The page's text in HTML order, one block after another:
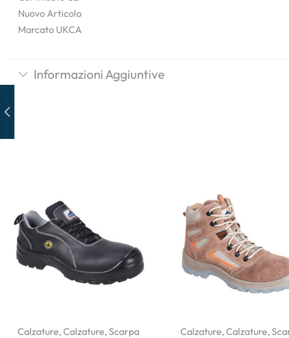
Nuovo Articolo
Marcato UKCA
Informazioni Aggiuntive
Calzature,Calzature,Scarpa
Calzature, Calzature,